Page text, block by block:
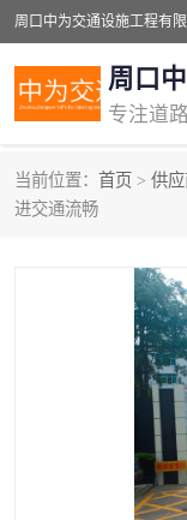
周口
当前位置： 首页 > 供
进交通流畅
交通道路标线
道路标线划线